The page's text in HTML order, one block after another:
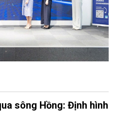
sông Hồng: Định hình